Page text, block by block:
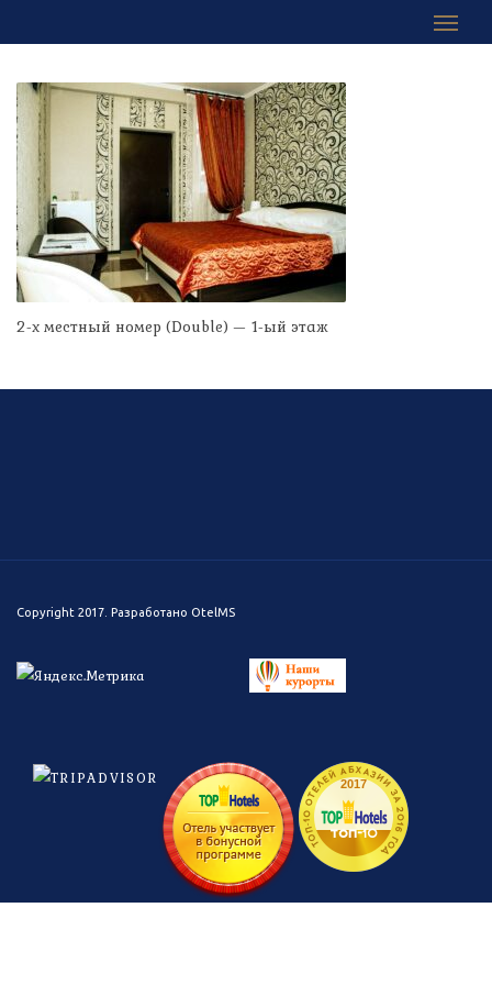
2-х местный номер (Double) — 1-ый этаж
Copyright 2017. Разработано OtelMS
2017
топ-10
ТОП-10 ОТЕЛЕЙ АБХАЗИИ ЗА 2016 ГОД